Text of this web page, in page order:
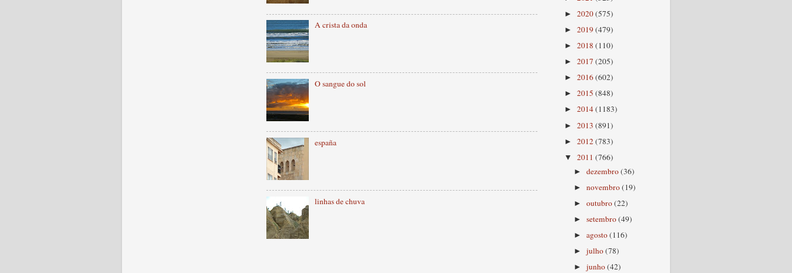
A crista da onda
O sangue do sol
españa
linhas de chuva
► 2020(575)
► 2019(479)
► 2018 (110)
► 2017 (205)
► 2016(602)
► 2015 (848)
► 2014(1183)
► 2013 (891)
► 2012(783)
▼ 2011 (766)
►dezembro(36)
►novembro(19)
►outubro(22)
►setembro(49)
►agosto(116)
►julho(78)
►junho(42)